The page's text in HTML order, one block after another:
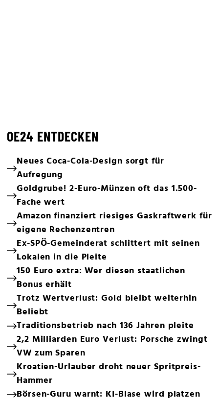
OE24 ENTDECKEN
Neues Coca-Cola-Design sorgt für
Aufregung
Goldgrube! 2-Euro-Münzen oft das 1.500-
Fache wert
Amazon finanziert riesiges Gaskraftwerk für
eigene Rechenzentren
Ex-SPÖ-Gemeinderat schlittert mit seinen
Lokalen in die Pleite
150 Euro extra: Wer diesen staatlichen
Bonus erhält
Trotz Wertverlust: Gold bleibt weiterhin
Beliebt
Traditionsbetrieb nach 136 Jahren pleite
2,2 Milliarden Euro Verlust: Porsche zwingt
VW zum Sparen
Kroatien-Urlauber droht neuer Spritpreis-
Hammer
Börsen-Guru warnt: KI-Blase wird platzen